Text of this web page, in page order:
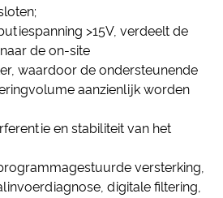
>15V, verdeelt de
de on-site
waardoor de ondersteunende
aanzienlijk worden
en stabiliteit van het
versterking,
digitale filtering,